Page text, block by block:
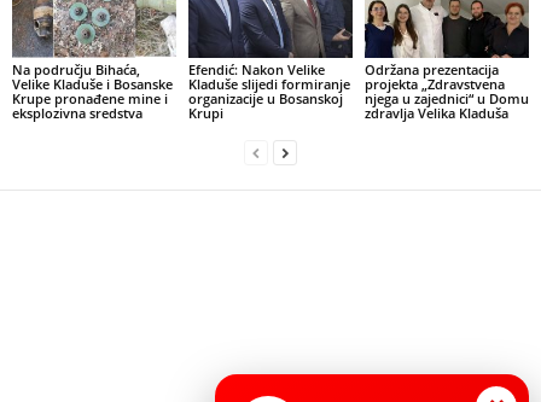
Na području Bihaća,
Velike Kladuše i Bosanske
Krupe pronađene mine i
eksplozivna sredstva
Efendić: Nakon Velike
Kladuše slijedi formiranje
organizacije u Bosanskoj
Krupi
Održana prezentacija
projekta „Zdravstvena
njega u zajednici“ u Domu
zdravlja Velika Kladuša